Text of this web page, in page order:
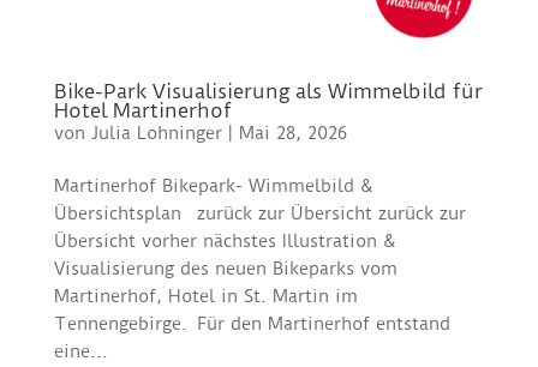
Bike-Park Visualisierung als Wimmelbild für
Hotel Martinerhof
von Julia Lohninger| Mai 28, 2026
Martinerhof Bikepark- Wimmelbild &
Übersichtsplan zurück zur Übersicht zurück zur
Übersicht vorher nächstes Illustration &
Visualisierung des neuen Bikeparks vom
Martinerhof, Hotel in St. Martin im
Tennengebirge. Für den Martinerhof entstand
eine...